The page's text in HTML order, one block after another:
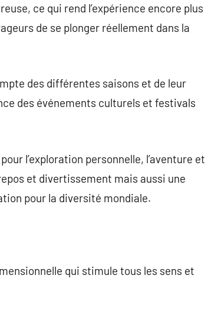
ce qui rend l’expérience encore plus
de se plonger réellement dans la
des différentes saisons et de leur
des événements culturels et festivals
l’exploration personnelle, l’aventure et
et divertissement mais aussi une
pour la diversité mondiale.
qui stimule tous les sens et